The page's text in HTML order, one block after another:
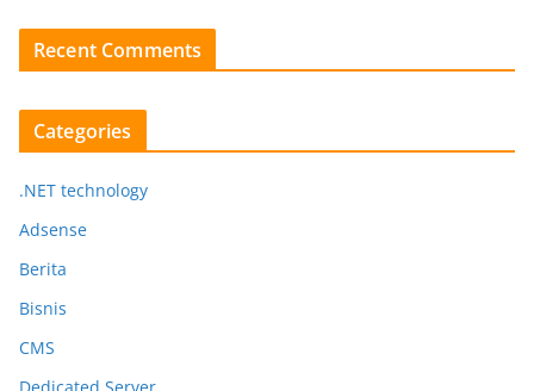
Recent Comments
Categories
.NET technology
Adsense
Berita
Bisnis
CMS